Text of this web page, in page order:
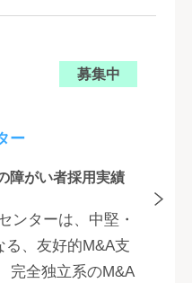
募集中
ー
障がい者採用実績
ンターは、中堅・
る、友好的M&A支
完全独立系のM&A